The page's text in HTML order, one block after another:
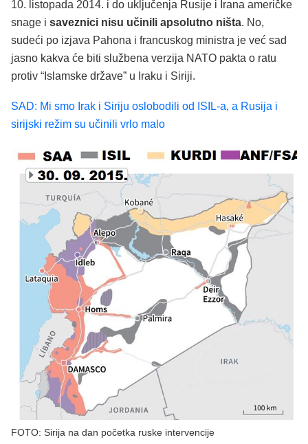
10. listopada 2014. i do uključenja Rusije i Irana američke
snage i saveznici nisu učinili apsolutno ništa. No,
sudeći po izjava Pahona i francuskog ministra je već sad
jasno kakva će biti službena verzija NATO pakta o ratu
protiv “Islamske države” u Iraku i Siriji.
SAD: Mi smo Irak i Siriju oslobodili od ISIL-a, a Rusija i
sirijski režim su učinili vrlo malo
FOTO: Sirija na dan početka ruske intervencije